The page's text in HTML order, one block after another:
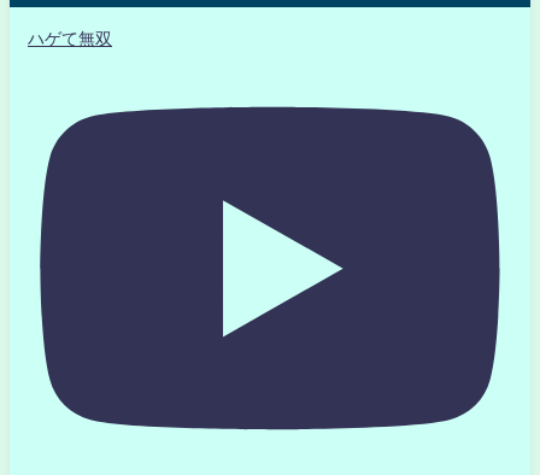
ハゲて無双